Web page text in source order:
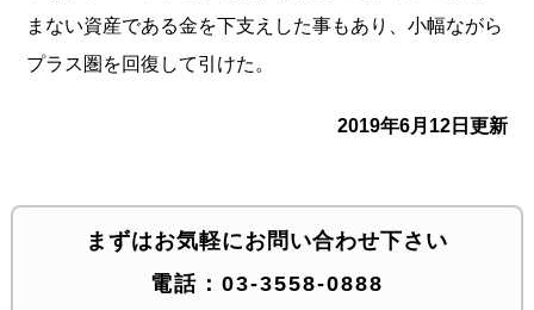
まない資産である金を下支えした事もあり、小幅ながら
プラス圏を回復して引けた。
2019年6月12日更新
まずはお気軽にお問い合わせ下さい
電話： 03-3558-0888